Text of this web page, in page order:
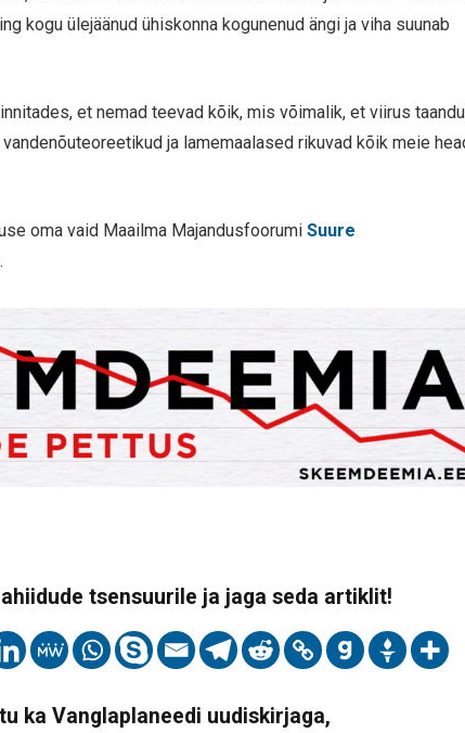
kogu ülejäänud ühiskonna kogunenud ängi ja viha suunab
et nemad teevad kõik, mis võimalik, et viirus
ja lamemaalased rikuvad kõik meie
oma vaid Maailma MajandusfoorumiSuure
tsensuurile ja jaga seda artiklit!
ka Vanglaplaneedi uudiskirjaga,